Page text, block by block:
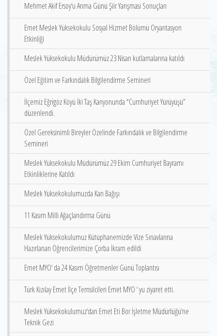
Mehmet Akif Ersoy‘u Anma Günü Şiir Yarışması Sonuçları
Emet Meslek Yüksekokulu Sosyal Hizmet Bölümü Oryantasyon
Etkinliği
Meslek Yüksekokulu Müdürümüz 23 Nisan kutlamalarına katıldı
Özel Eğitim ve Farkındalık Bilgilendirme Semineri
İlçemiz Eğrigöz Köyü İki Taş Kanyonunda “Cumhuriyet Yürüyüşü”
düzenlendi.
Özel Gereksinimli Bireyler Özelinde Farkındalık ve Bilgilendirme
Semineri
Meslek Yüksekokulu Müdürümüz 29 Ekim Cumhuriyet Bayramı
Etkinliklerine Katıldı
Meslek Yüksekokulumuzda Kan Bağışı
11 Kasım Milli Ağaçlandırma Günü
Meslek Yüksekokulumuz Kütüphanemizde Vize Sınavlarına
Hazırlanan Öğrencilerimize Çorba İkram edildi
Emet MYO‘ da 24 Kasım Öğretmenler Günü Toplantısı
Türk Kızılay Emet İlçe Temsilcileri Emet MYO ‘ yu ziyaret etti.
Meslek Yüksekokulumuz‘dan Emet Eti Bor İşletme Müdürlüğü‘ne
Teknik Gezi